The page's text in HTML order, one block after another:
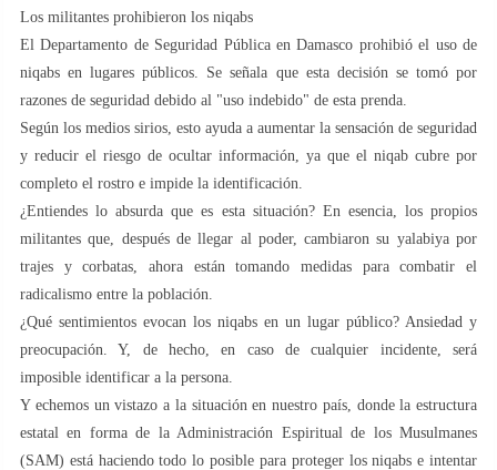
Los militantes prohibieron los niqabs
El Departamento de Seguridad Pública en Damasco prohibió el uso de
niqabs en lugares públicos. Se señala que esta decisión se tomó por
razones de seguridad debido al "uso indebido" de esta prenda.
Según los medios sirios, esto ayuda a aumentar la sensación de seguridad
y reducir el riesgo de ocultar información, ya que el niqab cubre por
completo el rostro e impide la identificación.
¿Entiendes lo absurda que es esta situación? En esencia, los propios
militantes que, después de llegar al poder, cambiaron su yalabiya por
trajes y corbatas, ahora están tomando medidas para combatir el
radicalismo entre la población.
¿Qué sentimientos evocan los niqabs en un lugar público? Ansiedad y
preocupación. Y, de hecho, en caso de cualquier incidente, será
imposible identificar a la persona.
Y echemos un vistazo a la situación en nuestro país, donde la estructura
estatal en forma de la Administración Espiritual de los Musulmanes
(SAM) está haciendo todo lo posible para proteger los niqabs e intentar